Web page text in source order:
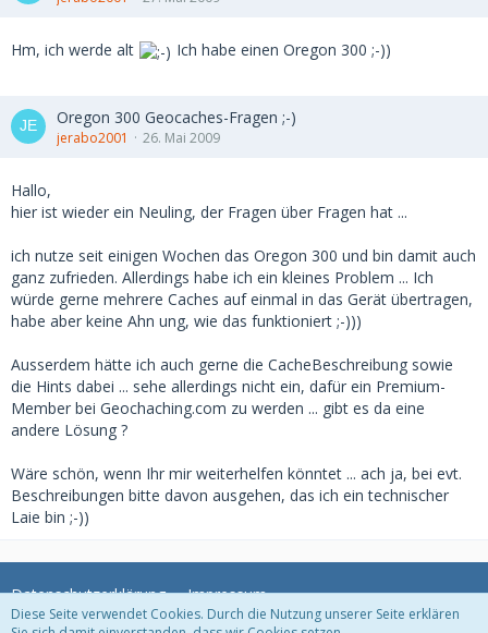
Hm, ich werde alt Ich habe einen Oregon 300 ;-))
Oregon 300 Geocaches-Fragen ;-)
jerabo2001 26. Mai 2009
Hallo,
hier ist wieder ein Neuling, der Fragen über Fragen hat ...
ich nutze seit einigen Wochen das Oregon 300 und bin damit auch
ganz zufrieden. Allerdings habe ich ein kleines Problem ... Ich
würde gerne mehrere Caches auf einmal in das Gerät übertragen,
habe aber keine Ahn ung, wie das funktioniert ;-)))
Ausserdem hätte ich auch gerne die CacheBeschreibung sowie
die Hints dabei ... sehe allerdings nicht ein, dafür ein Premium-
Member bei Geochaching.com zu werden ... gibt es da eine
andere Lösung ?
Wäre schön, wenn Ihr mir weiterhelfen könntet ... ach ja, bei evt.
Beschreibungen bitte davon ausgehen, das ich ein technischer
Laie bin ;-))
Datenschutzerklärung Impressum
Diese Seite verwendet Cookies. Durch die Nutzung unserer Seite erklären